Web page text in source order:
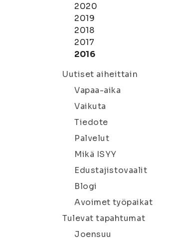
2020
2019
2018
2017
2016
Uutiset aiheittain
Vapaa-aika
Vaikuta
Tiedote
Palvelut
Mikä ISYY
Edustajistovaalit
Blogi
Avoimet työpaikat
Tulevat tapahtumat
Joensuu